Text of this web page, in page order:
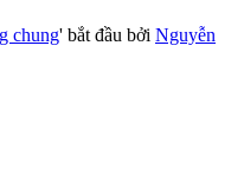
chung' bắt đầu bởi Nguyễn